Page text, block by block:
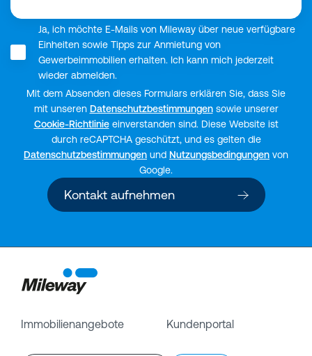
Ja, ich möchte E-Mails von Mileway über neue verfügbare
Einheiten sowie Tipps zur Anmietung von
Gewerbeimmobilien erhalten. Ich kann mich jederzeit
wieder abmelden.
Mit dem Absenden dieses Formulars erklären Sie, dass Sie
mit unseren Datenschutzbestimmungensowie unserer
Cookie-Richtlinieeinverstanden sind. Diese Website ist
durch reCAPTCHA geschützt, und es gelten die
Datenschutzbestimmungen und Nutzungsbedingungen von
Google.
Kontakt aufnehmen
Immobilienangebote Kundenportal